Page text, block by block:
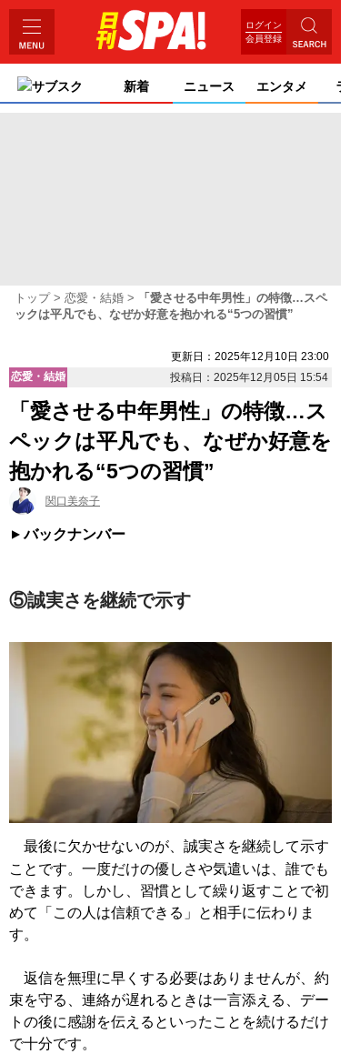
ログイン
会員登録
サブスク 新着 ニュース エンタメ ライ
トップ 恋愛・結婚
「愛させる中年男性」の特徴…スペ
ックは平凡でも、なぜか好意を抱かれる“5つの習慣”
更新日：2025年12月10日 23:00
恋愛・結婚
投稿日：2025年12月05日 15:54
「愛させる中年男性」の特徴…ス
ペックは平凡でも、なぜか好意を
抱かれる“5つの習慣”
関口美奈子
バックナンバー
⑤誠実さを継続で示す
最後に欠かせないのが、誠実さを継続して示す
ことです。一度だけの優しさや気遣いは、誰でも
できます。しかし、習慣として繰り返すことで初
めて「この人は信頼できる」と相手に伝わりま
す。
返信を無理に早くする必要はありませんが、約
束を守る、連絡が遅れるときは一言添える、デー
トの後に感謝を伝えるといったことを続けるだけ
で十分です。